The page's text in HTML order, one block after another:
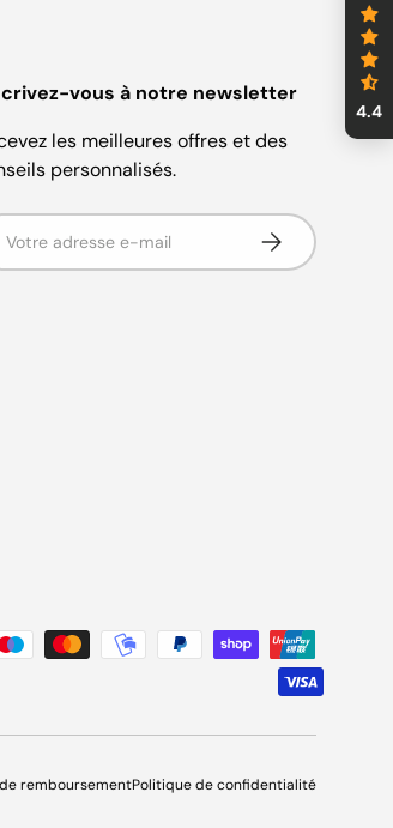
vous à notre newsletter
les meilleures offres et des
personnalisés.
e-mail S'abonner
remboursementPolitique de confidentialité
4.4